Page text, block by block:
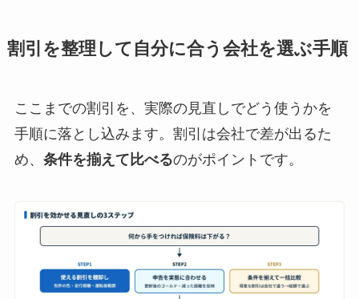
割引を整理して自分に合う会社を選ぶ手順
ここまでの割引を、実際の見直しでどう使うかを
手順に落とし込みます。割引は会社で差が出るた
め、 条件を揃えて比べるのがポイントです。